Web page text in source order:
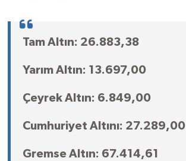
Tam Altın: 26.883,38
Yarım Altın: 13.697,00
Çeyrek Altın: 6.849,00
Cumhuriyet Altını: 27.289,00
Gremse Altın: 67.414,61